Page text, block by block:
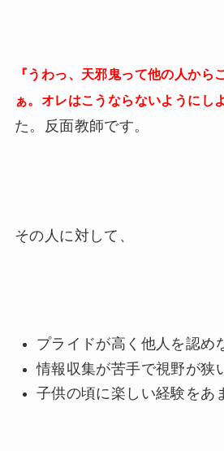
『うわっ、天邪鬼って他の人から
ぁ。オレはこうならないようにし
た。反面教師です。
その人に対して、
プライドが高く他人を認め
情報収集が苦手で視野が狭
子供の頃に楽しい経験をあ